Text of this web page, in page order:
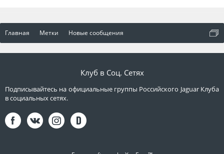
Главная Метки Новые сообщения
Клуб в Соц. Сетях
Подписывайтесь на официальные группы Российского Jaguar Клуба
в социальных сетях.